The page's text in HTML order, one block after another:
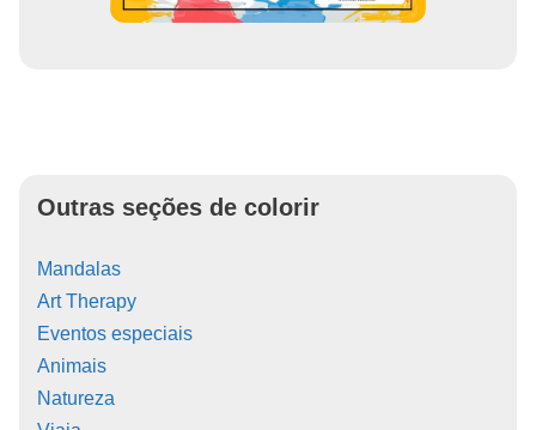
Outras seções de colorir
Mandalas
Art Therapy
Eventos especiais
Animais
Natureza